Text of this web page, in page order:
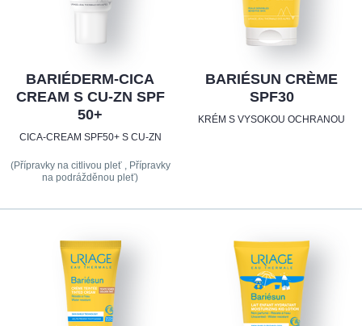
BARIÉDERM-CICA
CREAM S CU-ZN SPF
50+
CICA-CREAM SPF50+ S CU-ZN
(Přípravky na citlivou pleť , Přípravky
na podrážděnou pleť)
BARIÉSUN CRÈME
SPF30
KRÉM S VYSOKOU OCHRANOU